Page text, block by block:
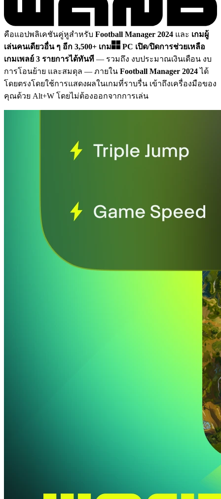
คือแอปพลิเคชันคู่หูสำหรับ Football Manager 2024 และ เกมผู้
เล่นคนเดียวอื่น ๆ อีก 3,500+ เกม
PC เปิด/ปิดการช่วยเหลือ
เกมเพลย์ 3 รายการได้ทันที — รวมถึง งบประมาณเงินเดือน งบ
การโอนย้าย และสมดุล — ภายใน Football Manager 2024ได้
โดยตรงโดยใช้การแสดงผลในเกมที่ราบรื่น เข้าถึงเครื่องมือของ
คุณด้วย Alt+W โดยไม่ต้องออกจากการเล่น